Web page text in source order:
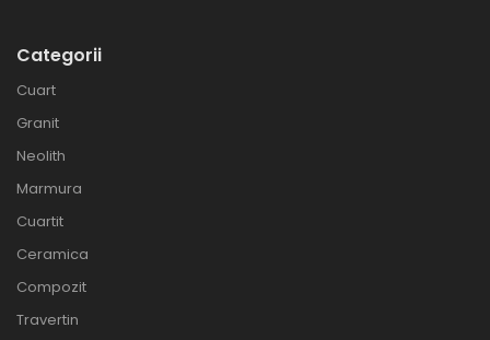
Categorii
Cuart
Granit
Neolith
Marmura
Cuartit
Ceramica
Compozit
Travertin